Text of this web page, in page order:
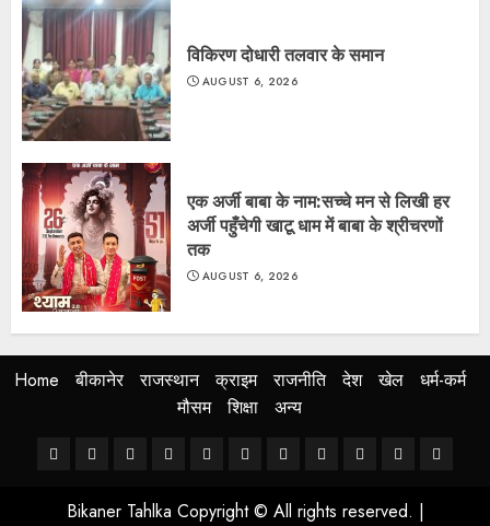
विकिरण दोधारी तलवार के समान
AUGUST 6, 2026
एक अर्जी बाबा के नाम:सच्चे मन से लिखी हर
अर्जी पहुँचेगी खाटू धाम में बाबा के श्रीचरणों
तक
AUGUST 6, 2026
Home बीकानेर राजस्थान क्राइम राजनीति देश खेल
धर्म-कर्म
मौसम
शिक्षा अन्य
Homeबीकानेरराजस्थानक्राइमराजनीतिदेश खेल
धर्म-
मौसम शिक्षा अन्य
Bikaner Tahlka Copyright © All rights reserved. |